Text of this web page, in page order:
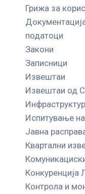
Грижа за
податоци
Закони
Записници
Извештаи
Извештаи од
Испитување
Јавна
Квартални
Конкуренција
Контрола и